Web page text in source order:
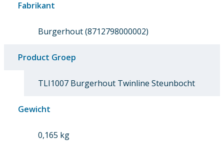
Fabrikant
Burgerhout (8712798000002)
Product Groep
TLI1007 Burgerhout Twinline Steunbocht
Gewicht
0,165 kg